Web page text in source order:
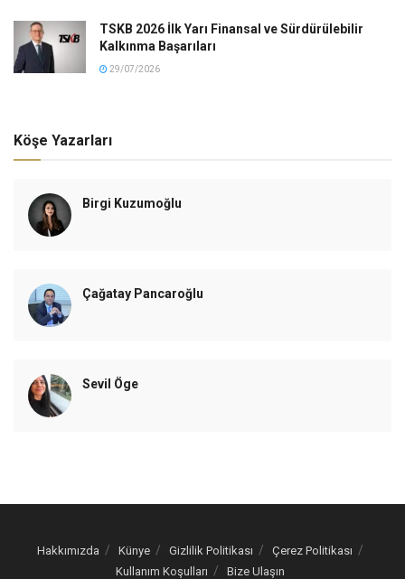
TSKB 2026 İlk Yarı Finansal ve Sürdürülebilir
Kalkınma Başarıları
29/07/2026
Köşe Yazarları
Birgi Kuzumoğlu
Çağatay Pancaroğlu
Sevil Öge
Hakkımızda Künye Gizlilik Politikası
Çerez Politikası
Kullanım Koşulları
Bize Ulaşın